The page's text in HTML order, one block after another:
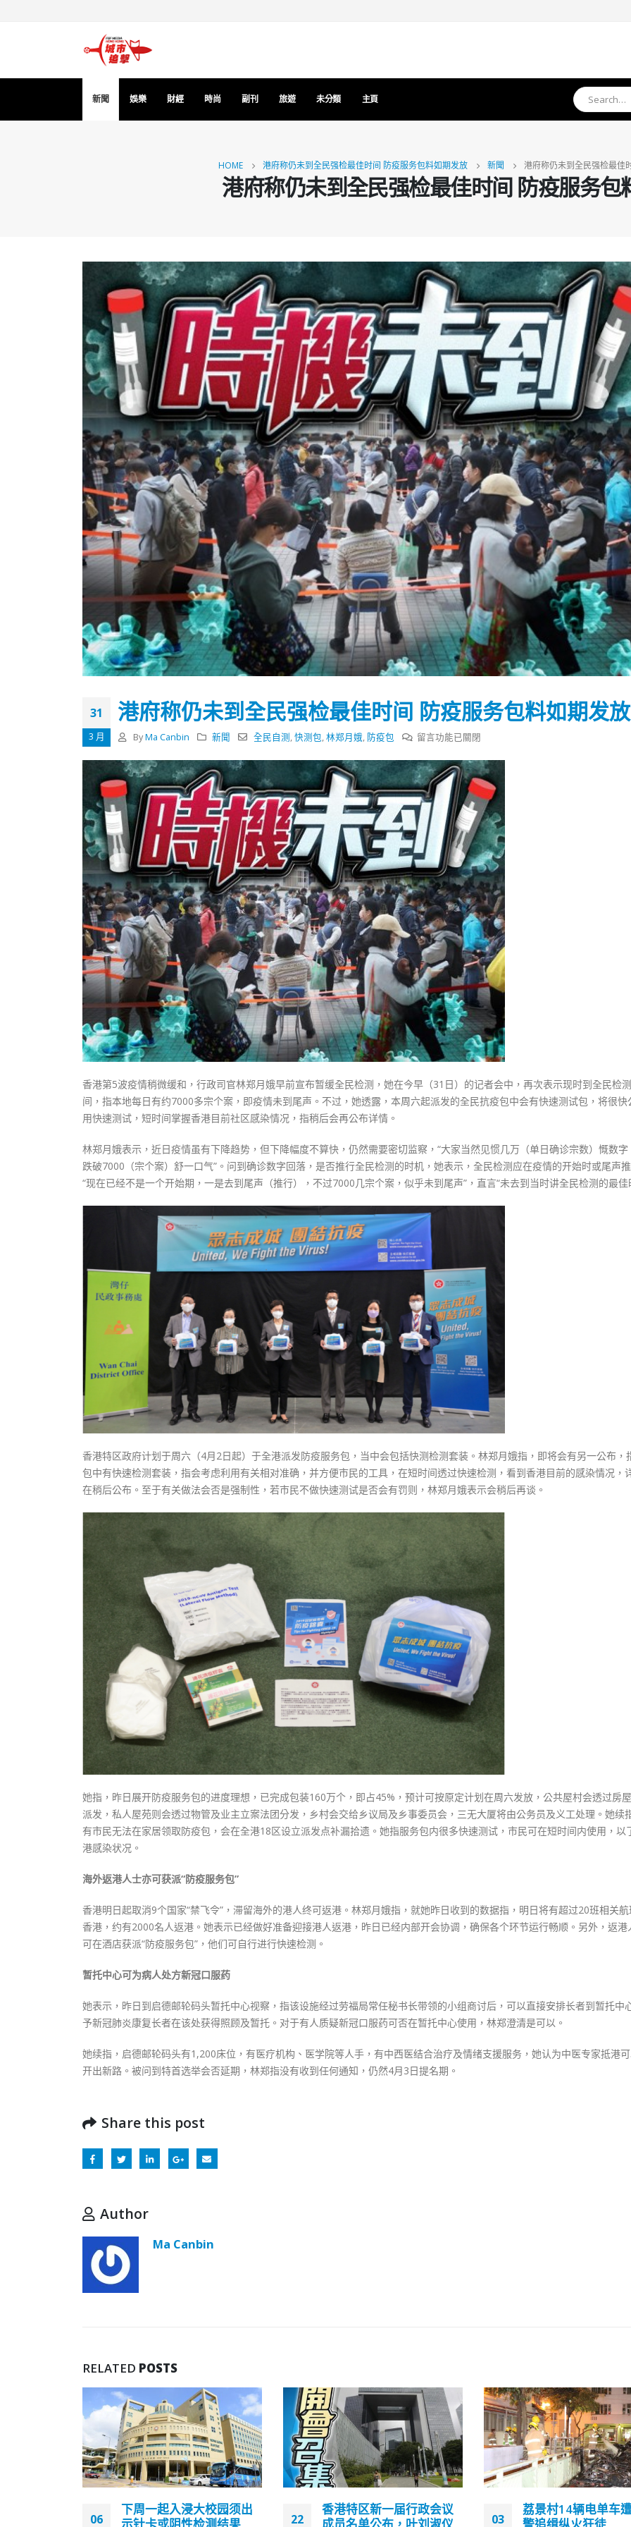
新聞 娛樂 財經 時尚 副刊 旅遊 未分類 主頁
HOME 港府称仍未到全民强检最佳时间 防疫服务包料如期发放 新聞 港府称仍未到全民强检最佳
港府称仍未到全民强检最佳时间 防疫服务包
31
3 月
港府称仍未到全民强检最佳时间 防疫服务包料如期发放
By Ma Canbin 新聞 全民自测,快测包,林郑月娥, 防疫包
在
府
称
仍
未
到
全
民
强
检
最
佳
时
间
防
疫
服
务
包
如
期
放〉
中
留言功能已關閉
香港第5波疫情稍微缓和，行政司官林郑月娥早前宣布暂缓全民检测，她在今早（31日）的记者会中，再次表示现时到全民检
间，指本地每日有约7000多宗个案，即疫情未到尾声。不过，她透露，本周六起派发的全民抗疫包中会有快速测试包，将很快
用快速测试，短时间掌握香港目前社区感染情况，指稍后会再公布详情。
林郑月娥表示，近日疫情虽有下降趋势，但下降幅度不算快，仍然需要密切监察，“大家当然见惯几万（单日确诊宗数）慨数字
跌破7000（宗个案）舒一口气”。问到确诊数字回落，是否推行全民检测的时机，她表示，全民检测应在疫情的开始时或尾声推
“现在已经不是一个开始期，一是去到尾声（推行），不过7000几宗个案，似乎未到尾声”，直言“未去到当时讲全民检测的最佳
香港特区政府计划于周六（4月2日起）于全港派发防疫服务包，当中会包括快测检测套装。林郑月娥指，即将会有另一公布，
包中有快速检测套装，指会考虑利用有关相对准确，并方便市民的工具，在短时间透过快速检测，看到香港目前的感染情况，
在稍后公布。至于有关做法会否是强制性，若市民不做快速测试是否会有罚则，林郑月娥表示会稍后再谈。
她指，昨日展开防疫服务包的进度理想，已完成包装160万个，即占45%，预计可按原定计划在周六发放，公共屋村会透过房
派发，私人屋苑则会透过物管及业主立案法团分发，乡村会交给乡议局及乡事委员会，三无大厦将由公务员及义工处理。她续
有市民无法在家居领取防疫包，会在全港18区设立派发点补漏拾遗。她指服务包内很多快速测试，市民可在短时间内使用，以
港感染状况。
海外返港人士亦可获派“防疫服务包”
香港明日起取消9个国家“禁飞令”，滞留海外的港人终可返港。林郑月娥指，就她昨日收到的数据指，明日将有超过20班相关
香港，约有2000名人返港。她表示已经做好准备迎接港人返港，昨日已经内部开会协调，确保各个环节运行畅顺。另外，返港
可在酒店获派“防疫服务包”，他们可自行进行快速检测。
暂托中心可为病人处方新冠口服药
她表示，昨日到启德邮轮码头暂托中心视察，指该设施经过劳福局常任秘书长带领的小组商讨后，可以直接安排长者到暂托中
予新冠肺炎康复长者在该处获得照顾及暂托。对于有人质疑新冠口服药可否在暂托中心使用，林郑澄清是可以。
她续指，启德邮轮码头有1,200床位，有医疗机构、医学院等人手，有中西医结合治疗及情绪支援服务，她认为中医专家抵港
开出新路。被问到特首选举会否延期，林郑指没有收到任何通知，仍然4月3日提名期。
Share this post
Author
Ma Canbin
RELATED POSTS
22
香港特区新一届行政会议
成员名单公布，叶刘淑仪
03
荔景村14辆电单车遭焚毁
警追缉纵火狂徒
13
香港运输署：私家
高而运载量有限“挤塞
香港全港各区工商联永远名誉
会长吴锡有出席2023首届中国
(深圳)乡村振兴产业博览会开幕
式
2023-12-18
2023-12-02
選舉日踴躍投票
選舉日踴躍投票 文: 朱家健
2023-11-30
抹黑候選人涉選舉舞弊 文: 朱家健
2023-11-30
图睇清最新安排
2023-01-31
香港全港各区工商联永
会长吴锡有出席2023首
(深圳)乡村振兴产业博览
式
2023-12-18
2023-12-02